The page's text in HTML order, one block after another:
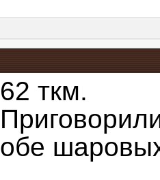
62 ткм.
обе